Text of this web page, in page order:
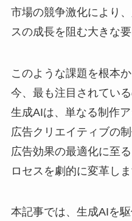
市場の競争激化により
スの成長を阻む大きな
このような課題を根本
今、最も注目されている
生成AIは、単なる制作
広告クリエイティブの
広告効果の最適化に至
ロセスを劇的に変革しま
本記事では、生成AIを